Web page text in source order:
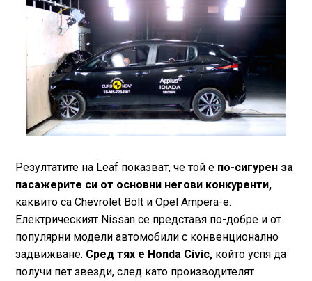
Резултатите на Leaf показват, че той е по-сигурен за
пасажерите си от основни негови конкуренти,
каквито са Chevrolet Bolt и Opel Ampera-e.
Електрическият Nissan се представя по-добре и от
популярни модели автомобили с конвенционално
задвижване. Сред тях е Honda Civic,който успя да
получи пет звезди, след като производителят